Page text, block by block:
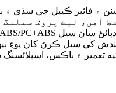
کي سيل ڪرڻ کان پوءِ